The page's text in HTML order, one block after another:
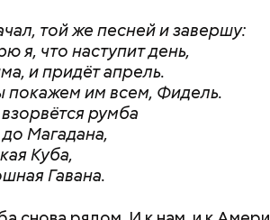
той же песней и завершу:
я, что наступит день,
и придёт апрель.
покажем им всем, Фидель.
румба
Магадана,
Куба,
Гавана.
Житие, преподобный
проникся христианской
свою жизнь Богу.
вечерам молился и читал книги.
видя такое усердие, сделал
священника. Все богатства,
и картофеля с